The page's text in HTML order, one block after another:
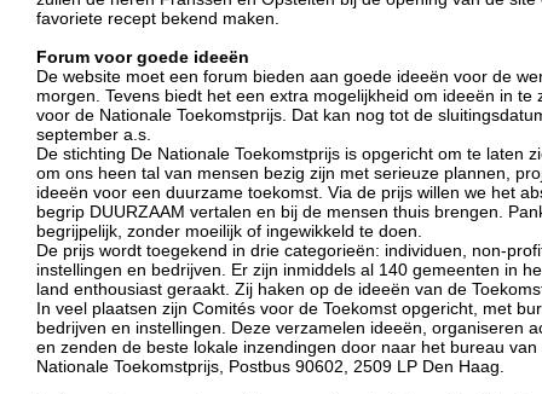
favoriete recept bekend maken.
Forum voor goede ideeën
De website moet een forum bieden aan goede ideeën voor de
morgen. Tevens biedt het een extra mogelijkheid om ideeën in te
voor de Nationale Toekomstprijs. Dat kan nog tot de
september a.s.
De stichting De Nationale Toekomstprijs is opgericht om te laten
om ons heen tal van mensen bezig zijn met serieuze plannen,
ideeën voor een duurzame toekomst. Via de prijs willen we het
begrip DUURZAAM vertalen en bij de mensen thuis brengen.
begrijpelijk, zonder moeilijk of ingewikkeld te doen.
De prijs wordt toegekend in drie categorieën: individuen, non-
instellingen en bedrijven. Er zijn inmiddels al 140 gemeenten in
land enthousiast geraakt. Zij haken op de ideeën van de
In veel plaatsen zijn Comités voor de Toekomst opgericht, met
bedrijven en instellingen. Deze verzamelen ideeën, organiseren
en zenden de beste lokale inzendingen door naar het bureau van
Nationale Toekomstprijs, Postbus 90602, 2509 LP Den Haag.